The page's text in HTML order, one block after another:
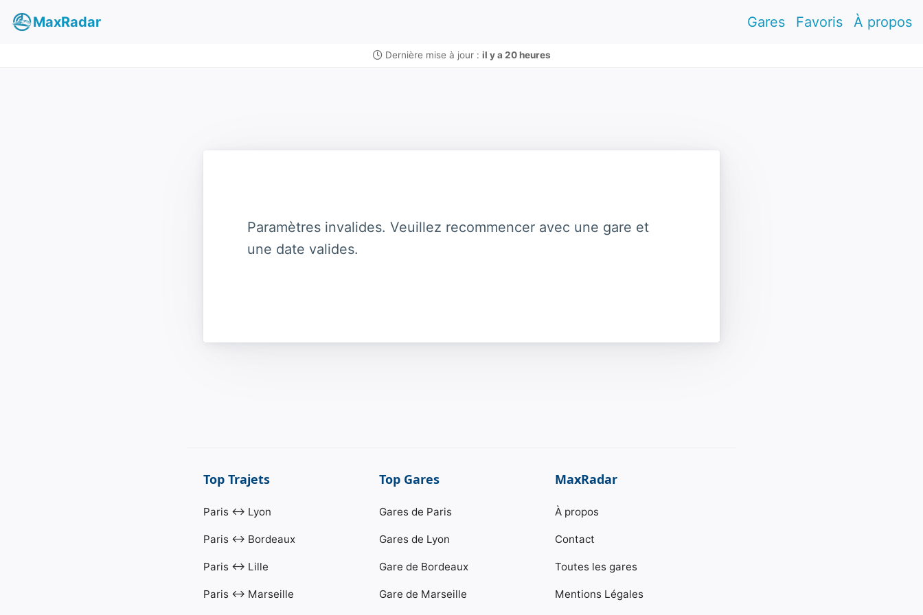
MaxRadar Gares Favoris À propos
Dernière mise à jour : il y a 20 heures
Paramètres invalides. Veuillez recommencer avec une gare et
une date valides.
Top Trajets
Paris ↔ Lyon
Paris ↔ Bordeaux
Paris ↔ Lille
Paris ↔ Marseille
Top Gares
Gares de Paris
Gares de Lyon
Gare de Bordeaux
Gare de Marseille
MaxRadar
À propos
Contact
Toutes les gares
Mentions Légales